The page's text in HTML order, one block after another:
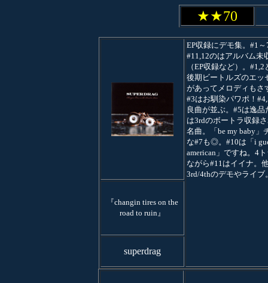
★★70
EP収録にデモ集。#1～
#11,12のはアルバム未
（EP収録など）。#1,2
後期ビートルズのエッ
があってメロディもさ
#3はお馴染パワポ！
良曲が並ぶ。#5は逸品
は3rdのボートラ収録
名曲。「be my baby」
な#7も◎。#10は「i
american」ですね。4
ながら#11はイイナ。
3rd/4thのデモやライブ
『changin tires on the
road to ruin』
superdrag